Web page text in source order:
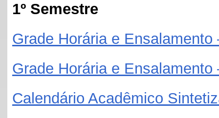
1º Semestre
Grade Horária e
Grade Horária e
Calendário Acadêmico